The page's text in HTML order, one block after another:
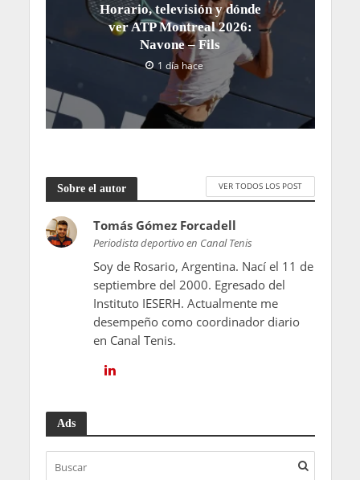
Horario, televisión y dónde
ver ATP Montreal 2026:
Navone – Fils
1 día hace
Sobre el autor VER TODOS LOS POST
Tomás Gómez Forcadell
Periodista deportivo en Canal Tenis
Soy de Rosario, Argentina. Nací el 11 de
septiembre del 2000. Egresado del
Instituto IESERH. Actualmente me
desempeño como coordinador diario
en Canal Tenis.
Ads